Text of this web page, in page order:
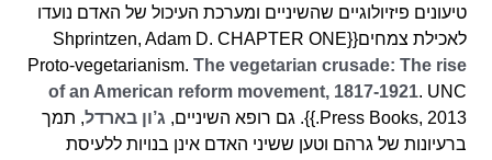
טיעונים פיזיולוגיים שהשיניים ומערכת העיכול של האדם נועדו
לאכילת צמחים{{Shprintzen, Adam D. CHAPTER ONE
Proto-vegetarianism. The vegetarian crusade: The rise
of an American reform movement, 1817-1921. UNC
Press Books, 2013.}}. גם רופא השיניים,
ג’ון בארדל, תמך
ברעיונות של גרהם וטען ששיני האדם אינן בנויות ללעיסת